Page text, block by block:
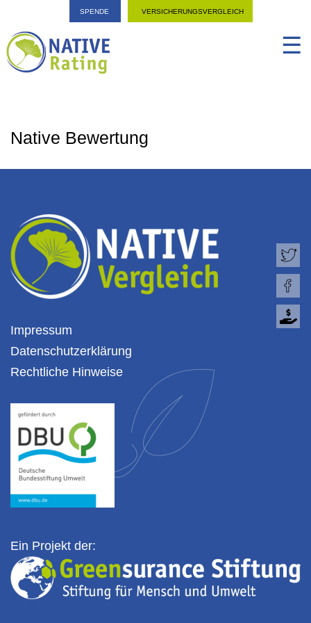
SPENDE VERSICHERUNGSVERGLEICH
☰
Native Bewertung
Impressum
Datenschutzerklärung
Rechtliche Hinweise
Ein Projekt der: